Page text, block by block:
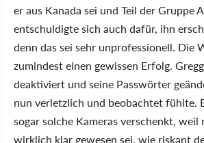
er aus Kanada sei und Teil der Gruppe
entschuldigte sich auch dafür, ihn
denn das sei sehr unprofessionell. Die
zumindest einen gewissen Erfolg.
deaktiviert und seine Passwörter
nun verletzlich und beobachtet fühlte.
sogar solche Kameras verschenkt, weil
wirklich klar gewesen sei, wie riskant